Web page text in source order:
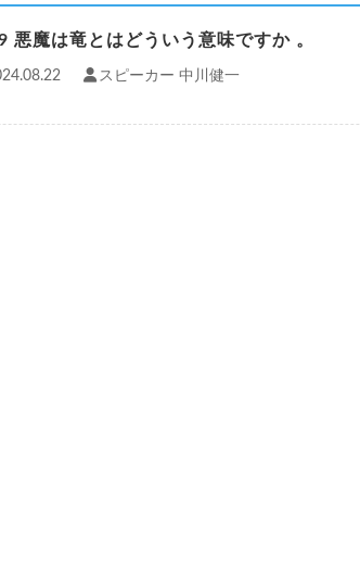
悪魔は竜とはどういう意味ですか 。
スピーカー 中川健一